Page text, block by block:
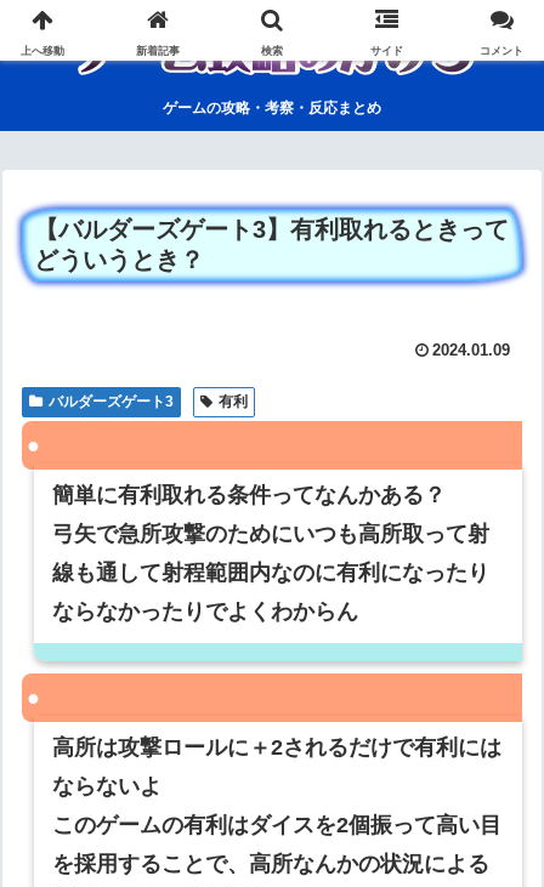
ゲームの攻略・考察・反応まとめ
【バルダーズゲート3】有利取れるときって
どういうとき？
2024.01.09
バルダーズゲート3 有利
簡単に有利取れる条件ってなんかある？
弓矢で急所攻撃のためにいつも高所取って射
線も通して射程範囲内なのに有利になったり
ならなかったりでよくわからん
高所は攻撃ロールに＋2されるだけで有利には
ならないよ
このゲームの有利はダイスを2個振って高い目
を採用することで、高所なんかの状況による
上へ移動 新着記事 検索 サイド コメント